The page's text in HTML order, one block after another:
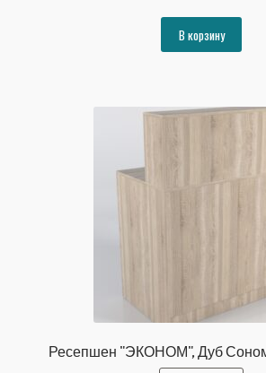
составляла
14953₽.
В корзину
Ресепшен "ЭКОНОМ", Дуб